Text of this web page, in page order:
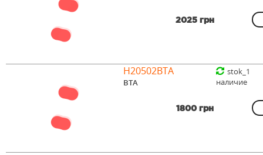
2025 грн
H20502BTA
BTA
1800 грн
stok_1
наличие